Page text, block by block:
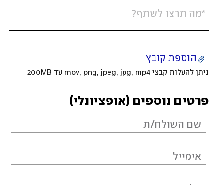
הוספת קובץ
ניתן להעלות קבצי mov, png, jpeg, jpg, mp4 עד 200MB
פרטים נוספים (אופציונלי)